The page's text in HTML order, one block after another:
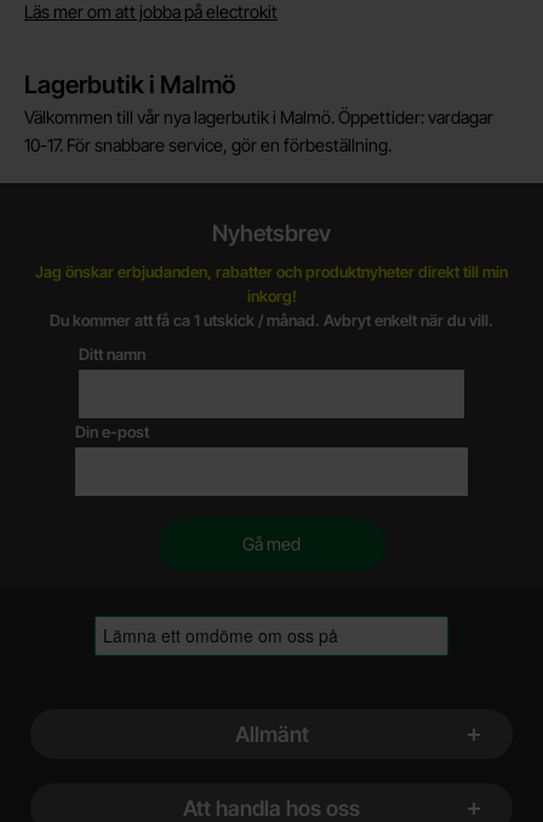
Läs mer om att jobba på electrokit
Lagerbutik i Malmö
Välkommen till vår nya lagerbutik i Malmö. Öppettider: vardagar
10-17. För snabbare service, gör en förbeställning.
Nyhetsbrev
Jag önskar erbjudanden, rabatter och produktnyheter direkt till min
inkorg!
Du kommer att få ca 1 utskick / månad. Avbryt enkelt när du vill.
Ditt namn
Din e-post
Allmänt
Att handla hos oss